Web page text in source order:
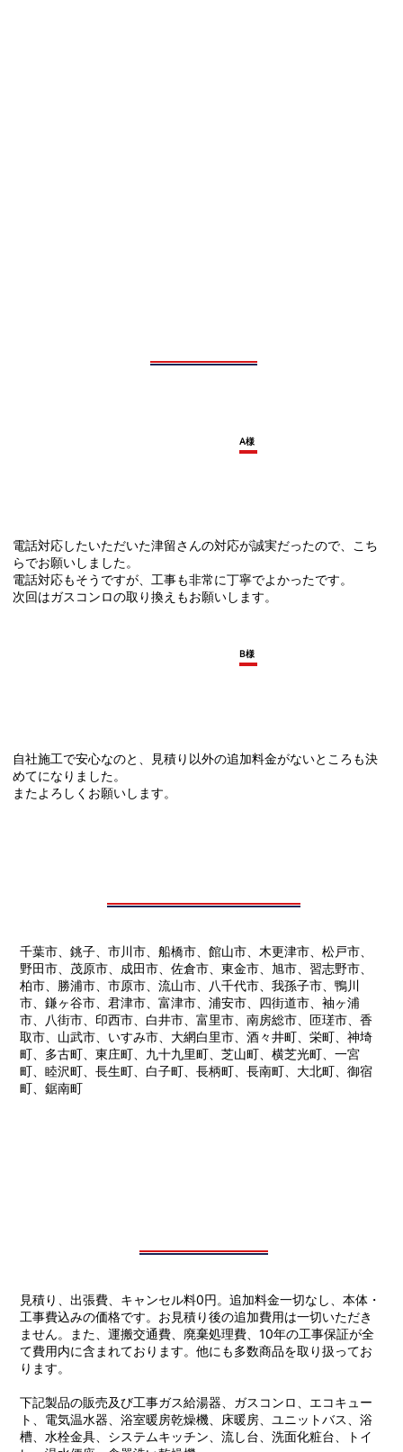
電話対応したいただいた津留さんの対応が誠実だったので、こち
らでお願いしました。
電話対応もそうですが、工事も非常に丁寧でよかったです。
次回はガスコンロの取り換えもお願いします。
A様
自社施工で安心なのと、見積り以外の追加料金がないところも決
めてになりました。
またよろしくお願いします。
B様
千葉市、銚子、市川市、船橋市、館山市、木更津市、松戸市、
野田市、茂原市、成田市、佐倉市、東金市、旭市、習志野市、
柏市、勝浦市、市原市、流山市、八千代市、我孫子市、鴨川
市、鎌ヶ谷市、君津市、富津市、浦安市、四街道市、袖ヶ浦
市、八街市、印西市、白井市、富里市、南房総市、匝瑳市、香
取市、山武市、いすみ市、大網白里市、酒々井町、栄町、神埼
町、多古町、東庄町、九十九里町、芝山町、横芝光町、一宮
町、睦沢町、長生町、白子町、長柄町、長南町、大北町、御宿
町、鋸南町
見積り、出張費、キャンセル料0円。追加料金一切なし、本体・
工事費込みの価格です。お見積り後の追加費用は一切いただき
ません。また、運搬交通費、廃棄処理費、10年の工事保証が全
て費用内に含まれております。他にも多数商品を取り扱ってお
ります。
下記製品の販売及び工事ガス給湯器、ガスコンロ、エコキュー
ト、電気温水器、浴室暖房乾燥機、床暖房、ユニットバス、浴
槽、水栓金具、システムキッチン、流し台、洗面化粧台、トイ